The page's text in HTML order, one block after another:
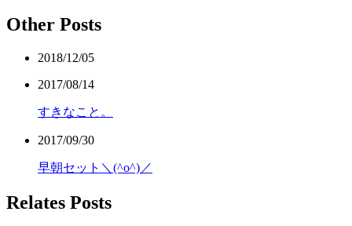
Other Posts
2018/12/05
2017/08/14
すきなこと。
2017/09/30
早朝セット＼(^o^)／
Relates Posts